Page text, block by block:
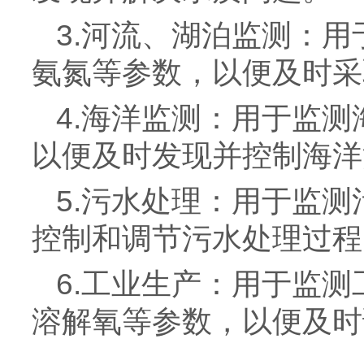
3.河流、湖泊监测：
氨氮等参数，以便及时
4.海洋监测：用于监
以便及时发现并控制海
5.污水处理：用于监
控制和调节污水处理过
6.工业生产：用于监
溶解氧等参数，以便及